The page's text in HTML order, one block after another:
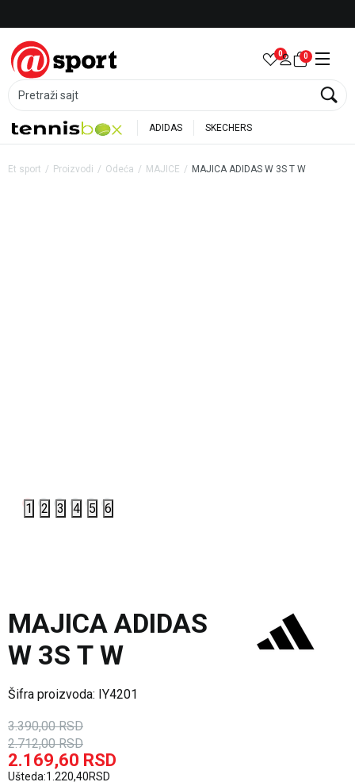
Pretraži sajt
0 0
ADIDAS SKECHERS
Et sport Proizvodi Odeća MAJICE MAJICA ADIDAS W 3S T W
1 2 3 4 5 6
MAJICA ADIDAS
W 3S T W
Šifra proizvoda: IY4201
3.390,00 RSD
2.712,00 RSD
2.169,60 RSD
Ušteda:1.220,40RSD